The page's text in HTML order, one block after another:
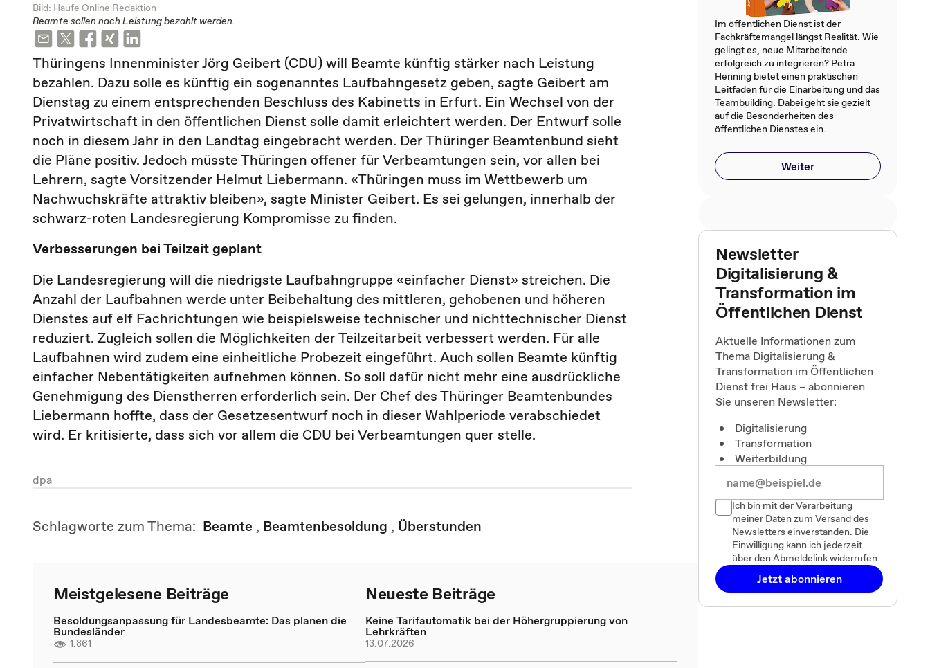
Bild: Haufe Online Redaktion
Beamte sollen nach Leistung bezahlt werden.
Thüringens Innenminister Jörg Geibert (CDU) will Beamte künftig stärker nach Leistung
bezahlen. Dazu solle es künftig ein sogenanntes Laufbahngesetz geben, sagte Geibert am
Dienstag zu einem entsprechenden Beschluss des Kabinetts in Erfurt. Ein Wechsel von der
Privatwirtschaft in den öffentlichen Dienst solle damit erleichtert werden. Der Entwurf solle
noch in diesem Jahr in den Landtag eingebracht werden. Der Thüringer Beamtenbund sieht
die Pläne positiv. Jedoch müsste Thüringen offener für Verbeamtungen sein, vor allen bei
Lehrern, sagte Vorsitzender Helmut Liebermann. «Thüringen muss im Wettbewerb um
Nachwuchskräfte attraktiv bleiben», sagte Minister Geibert. Es sei gelungen, innerhalb der
schwarz-roten Landesregierung Kompromisse zu finden.
Verbesserungen bei Teilzeit geplant
Die Landesregierung will die niedrigste Laufbahngruppe «einfacher Dienst» streichen. Die
Anzahl der Laufbahnen werde unter Beibehaltung des mittleren, gehobenen und höheren
Dienstes auf elf Fachrichtungen wie beispielsweise technischer und nichttechnischer Dienst
reduziert. Zugleich sollen die Möglichkeiten der Teilzeitarbeit verbessert werden. Für alle
Laufbahnen wird zudem eine einheitliche Probezeit eingeführt. Auch sollen Beamte künftig
einfacher Nebentätigkeiten aufnehmen können. So soll dafür nicht mehr eine ausdrückliche
Genehmigung des Dienstherren erforderlich sein. Der Chef des Thüringer Beamtenbundes
Liebermann hoffte, dass der Gesetzesentwurf noch in dieser Wahlperiode verabschiedet
wird. Er kritisierte, dass sich vor allem die CDU bei Verbeamtungen quer stelle.
dpa
Schlagworte zum Thema: Beamte , Beamtenbesoldung , Überstunden
Meistgelesene Beiträge
Besoldungsanpassung für Landesbeamte: Das planen die
Bundesländer
1.861
Neueste Beiträge
Keine Tarifautomatik bei der Höhergruppierung von
Lehrkräften
13.07.2026
Im öffentlichen Dienst ist der
Fachkräftemangel längst Realität. Wie
gelingt es, neue Mitarbeitende
erfolgreich zu integrieren? Petra
Henning bietet einen praktischen
Leitfaden für die Einarbeitung und das
Teambuilding. Dabei geht sie gezielt
auf die Besonderheiten des
öffentlichen Dienstes ein.
Weiter
Newsletter
Digitalisierung &
Transformation im
Öffentlichen Dienst
Aktuelle Informationen zum
Thema Digitalisierung &
Transformation im Öffentlichen
Dienst frei Haus – abonnieren
Sie unseren Newsletter:
Digitalisierung
Transformation
Weiterbildung
Ich bin mit der Verarbeitung
meiner Daten zum Versand des
Newsletters einverstanden. Die
Einwilligung kann ich jederzeit
über den Abmeldelink widerrufen.
Jetzt abonnieren